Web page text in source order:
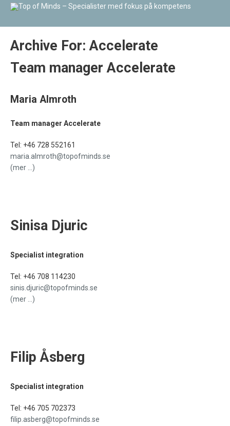
Archive For:Accelerate
Team manager Accelerate
Maria Almroth
Team manager Accelerate
Tel: +46 728 552161
maria.almroth@topofminds.se
(mer …)
Sinisa Djuric
Specialist integration
Tel: ‭+46 708 114230‬
sinis.djuric@topofminds.se
(mer …)
Filip Åsberg
Specialist integration
Tel: +46 705 702373
filip.asberg@topofminds.se